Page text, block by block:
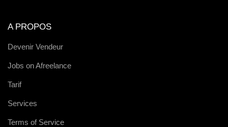
A PROPOS
Devenir Vendeur
Jobs on Afreelance
Tarif
Services
Terms of Service